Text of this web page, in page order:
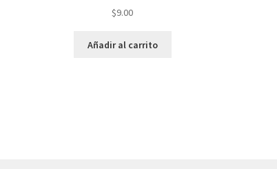
$9.00
Añadir al carrito